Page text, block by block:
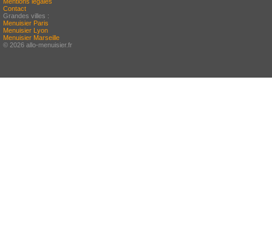
Contact
Grandes villes :
Menuisier Paris
Menuisier Lyon
Menuisier Marseille
© 2026 allo-menuisier.fr